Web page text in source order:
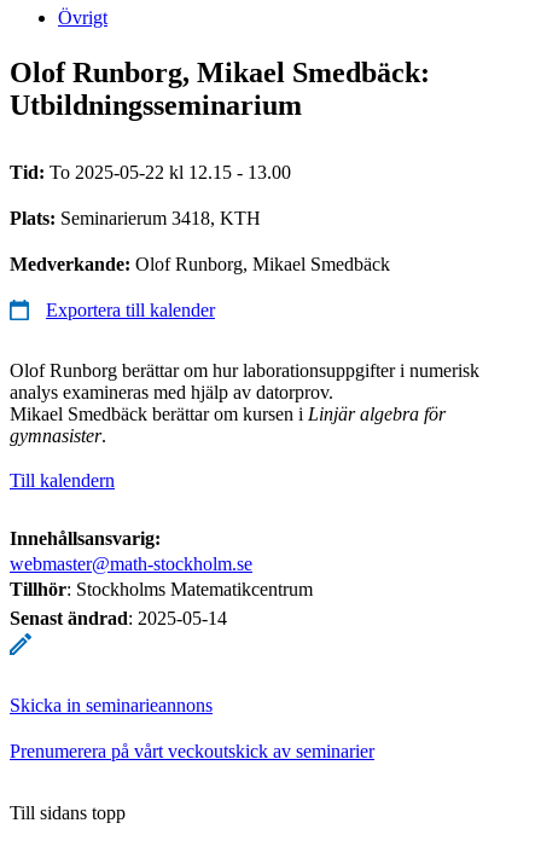
Övrigt
Olof Runborg, Mikael Smedbäck:
Utbildningsseminarium
Tid: To 2025-05-22 kl 12.15 - 13.00
Plats: Seminarierum 3418, KTH
Medverkande: Olof Runborg, Mikael Smedbäck
Exportera till kalender
Olof Runborg berättar om hur laborationsuppgifter i numerisk
analys examineras med hjälp av datorprov.
Mikael Smedbäck berättar om kursen i Linjär algebra för
gymnasister.
Till kalendern
Innehållsansvarig:
webmaster@math-stockholm.se
Tillhör: Stockholms Matematikcentrum
Senast ändrad: 2025-05-14
Skicka in seminarieannons
Prenumerera på vårt veckoutskick av seminarier
Till sidans topp